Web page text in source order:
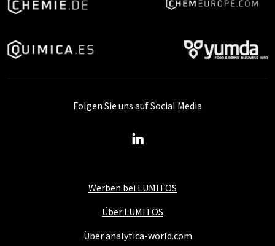
Werben bei LUMITOS
Über LUMITOS
Über analytica-world.com
Folgen Sie uns auf Social Media